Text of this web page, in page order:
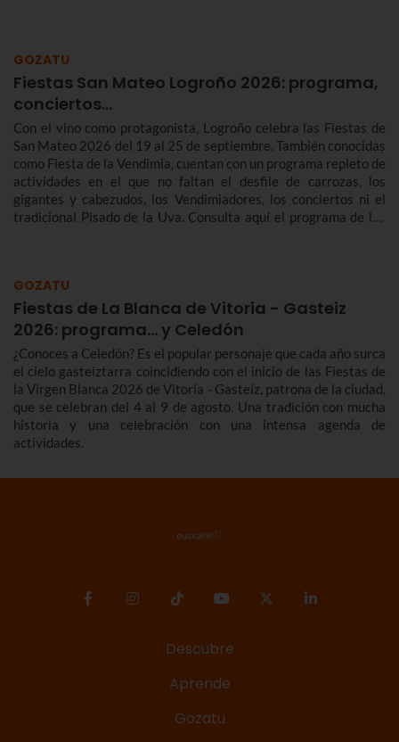
GOZATU
Fiestas San Mateo Logroño 2026: programa,
conciertos…
Con el vino como protagonista, Logroño celebra las Fiestas de
San Mateo 2026 del 19 al 25 de septiembre. También conocidas
como Fiesta de la Vendimia, cuentan con un programa repleto de
actividades en el que no faltan el desfile de carrozas, los
gigantes y cabezudos, los Vendimiadores, los conciertos ni el
tradicional Pisado de la Uva. Consulta aquí el programa de las
GOZATU
Fiestas de La Blanca de Vitoria - Gasteiz
2026: programa… y Celedón
¿Conoces a Celedón? Es el popular personaje que cada año surca
el cielo gasteiztarra coincidiendo con el inicio de las Fiestas de
la Virgen Blanca 2026 de Vitoria - Gasteiz, patrona de la ciudad,
que se celebran del 4 al 9 de agosto. Una tradición con mucha
historia y una celebración con una intensa agenda de
actividades.
Descubre
Aprende
Gozatu